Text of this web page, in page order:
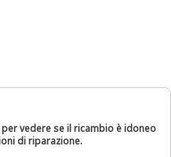
vedere se il ricambio è idoneo
di riparazione.